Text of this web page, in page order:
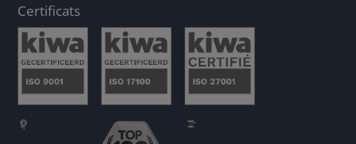
Certificats